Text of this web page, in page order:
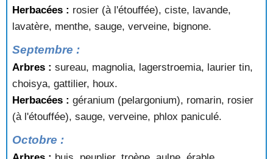
Herbacées : rosier (à l'étouffée), ciste, lavande,
lavatère, menthe, sauge, verveine, bignone.
Septembre :
Arbres : sureau, magnolia, lagerstroemia, laurier tin,
choisya, gattilier, houx.
Herbacées : géranium (pelargonium), romarin, rosier
(à l'étouffée), sauge, verveine, phlox paniculé.
Octobre :